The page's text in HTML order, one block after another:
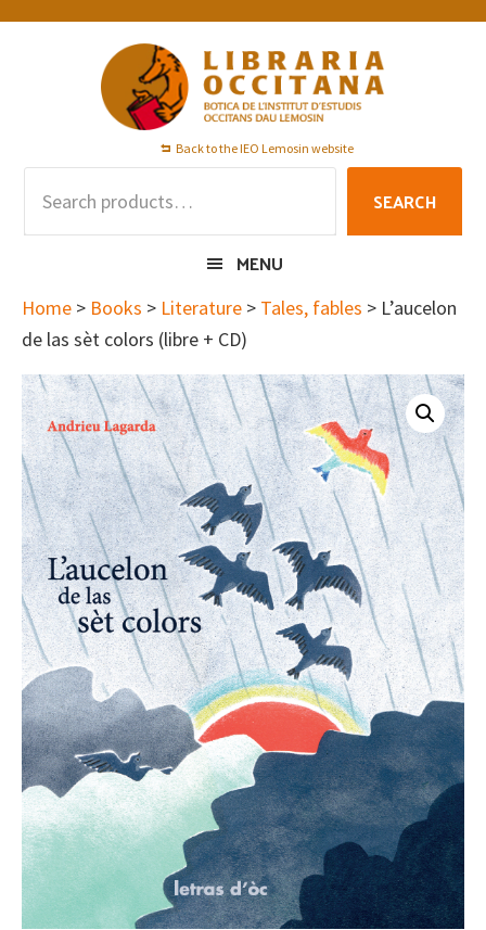
Skip
Skip
Skip
Back to the IEO Lemosin website
SEARCH
MENU
Home > Books > Literature > Tales, fables > L’aucelon
de las sèt colors (libre + CD)